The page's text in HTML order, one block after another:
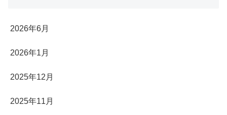
2026年6月
2026年1月
2025年12月
2025年11月